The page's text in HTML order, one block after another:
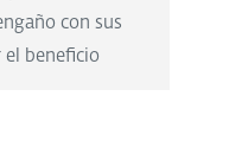
con sus
beneficio